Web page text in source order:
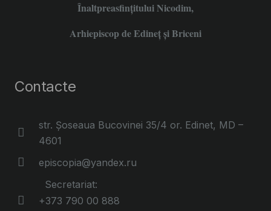
Înaltpreasfințitului Nicodim,
Arhiepiscop de Edineţ şi Briceni
Contacte
str. Șoseaua Bucovinei 35/4 or. Edinet, MD –
4601
episcopia@yandex.ru
Secretariat:
+373 790 00 888